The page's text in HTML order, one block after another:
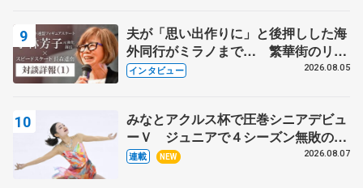
夫が「思い出作りに」と後押しした海
外同行がミラノまで… 繁華街のリン
クでは不良のお兄さんも味方に 小林
インタビュー 2026.08.05
みなとアクルス杯で圧巻シニアデビュ
ーＶ ジュニアで４シーズン無敗の島
田麻央
連載 NEW 2026.08.07